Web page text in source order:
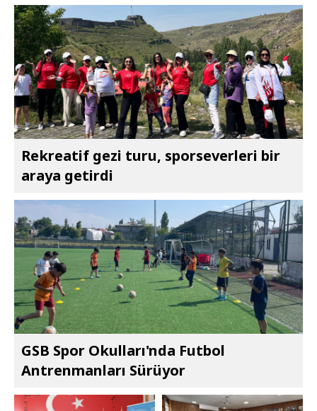
Rekreatif gezi turu, sporseverleri bir
araya getirdi
GSB Spor Okulları'nda Futbol
Antrenmanları Sürüyor